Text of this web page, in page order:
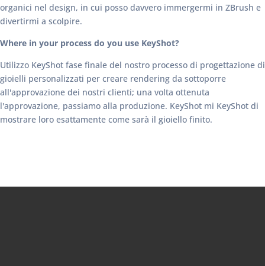
organici nel design, in cui posso davvero immergermi in ZBrush e
divertirmi a scolpire.
Where in your process do you use KeyShot?
Utilizzo KeyShot fase finale del nostro processo di progettazione di
gioielli personalizzati per creare rendering da sottoporre
all'approvazione dei nostri clienti; una volta ottenuta
l'approvazione, passiamo alla produzione. KeyShot mi KeyShot di
mostrare loro esattamente come sarà il gioiello finito.